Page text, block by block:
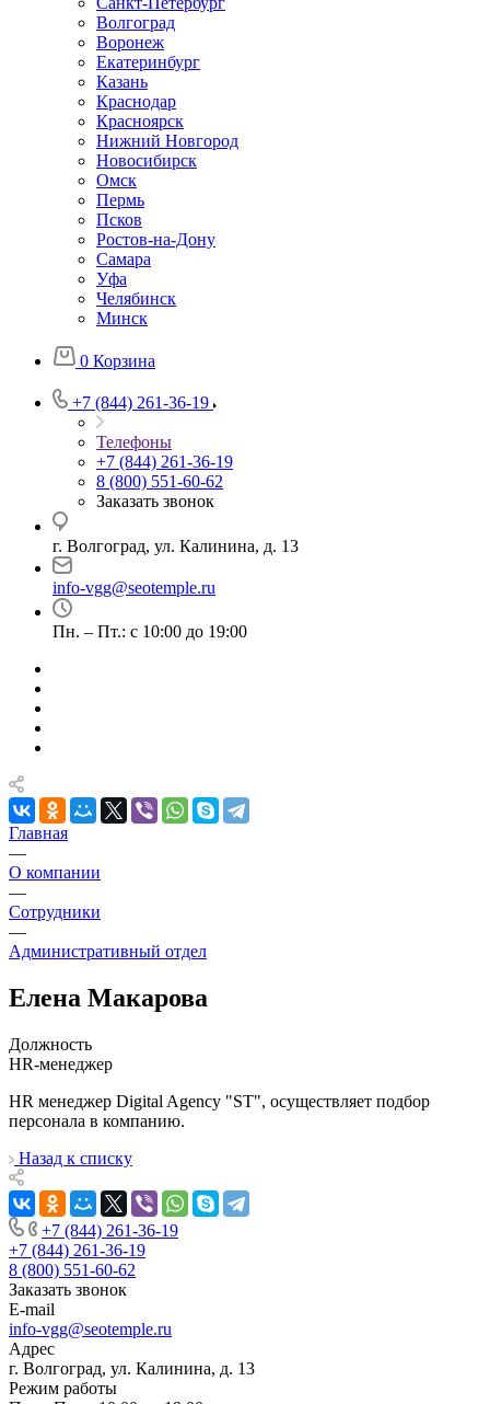
Волгоград
Воронеж
Екатеринбург
Казань
Краснодар
Красноярск
Нижний Новгород
Новосибирск
Омск
Пермь
Псков
Ростов-на-Дону
Самара
Уфа
Челябинск
Минск
0 Корзина
+7 (844) 261-36-19
Телефоны
+7 (844) 261-36-19
8 (800) 551-60-62
Заказать звонок
г. Волгоград, ул. Калинина, д. 13
info-vgg@seotemple.ru
Пн. – Пт.: с 10:00 до 19:00
Главная
—
О компании
—
Сотрудники
—
Административный отдел
Елена Макарова
Должность
HR-менеджер
HR менеджер Digital Agency "ST", осуществляет подбор
персонала в компанию.
Назад к списку
+7 (844) 261-36-19
+7 (844) 261-36-19
8 (800) 551-60-62
Заказать звонок
E-mail
info-vgg@seotemple.ru
Адрес
г. Волгоград, ул. Калинина, д. 13
Режим работы